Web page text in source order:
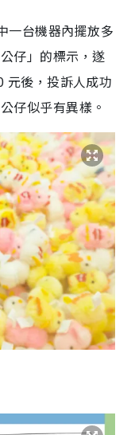
一台機器內擺放多
仔」的標示，遂
元後，投訴人成功
仔似乎有異樣。